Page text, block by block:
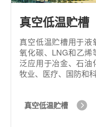
真空低温贮槽
真空低温贮槽用于
氧化碳、LNG和乙
泛应用于冶金、石
牧业、医疗、国防和
真空低温贮槽